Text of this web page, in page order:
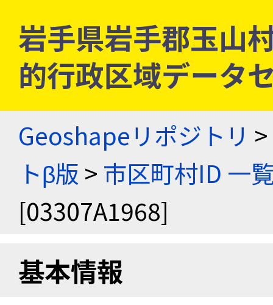
岩手県岩手郡玉山
的行政区域データ
Geoshapeリポジトリ >
トβ版 > 市区町村ID 一
[03307A1968]
基本情報